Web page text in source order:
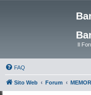
Il
FAQ
Sito Web Forum